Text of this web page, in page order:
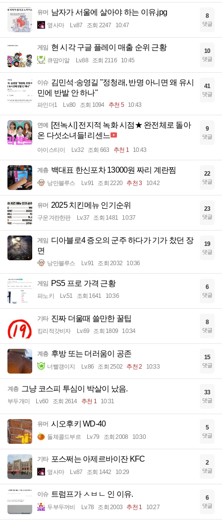
유머 남자가 서울에 살아야 하는 이유.jpg
옆사마 Lv.87 조회 2247 10:47
8
댓글
게임 현 시각 구글 플레이 매출 순위 근황
큐땁이알 Lv.88 조회 2116 10:45
10
댓글
이슈 김민석·송영길 "정청래, 반명 아니면 왜 유시
민에 반발 안 하나"
파인더1 Lv.80 조회 1094 추천 5 10:43
41
댓글
연예
[전녹시] 전지적 녹화 시점★ 완전체로 돌아
온 다섯소녀들! 리센느
아이스티이 Lv.32 조회 663 추천 1 10:43
9
댓글
계층 백대표 한신포차 13000원 짜리 계란찜
낭만블루스 Lv.91 조회 2220 추천 3 10:42
22
댓글
유머 2025 치킨메뉴 인기순위
구운겨란한판 Lv.37 조회 1481 10:37
23
댓글
게임
디아블로4 증오의 군주 하다가 기가 찼던 장
면
낭만블루스 Lv.91 조회 2032 10:36
19
댓글
게임 PS5 프로 가격 근황
파노키 Lv.51 조회 1641 10:36
6
댓글
기타 진짜 더울때 쓸만한 꿀팁
킹리적갓비자 Lv.69 조회 1809 10:34
8
댓글
계층 후방 또는 더러움이 공존
너빨갱이지 Lv.86 조회 2502 추천 2 10:33
15
댓글
계층 그냥 코스피 투심이 박살이 났음.
부두개미 Lv.60 조회 2614 추천 1 10:31
33
댓글
유머 시오후키 WD-40
돌체콜드부르 Lv.79 조회 2008 10:30
5
댓글
기타 포스쩌는 아제르바이잔 KFC
옆사마 Lv.87 조회 1442 10:29
2
댓글
이슈 트럼프가 ㅅㅂㄴ 인 이유.
두부두꺼비 Lv.78 조회 2003 추천 1 10:27
6
댓글